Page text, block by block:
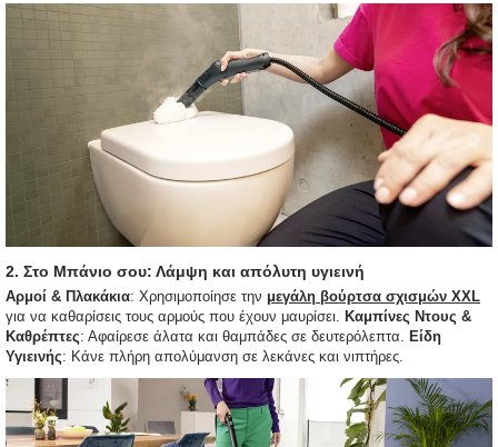
2. Στο Μπάνιο σου: Λάμψη και απόλυτη υγιεινή
Αρμοί & Πλακάκια: Χρησιμοποίησε την μεγάλη βούρτσα σχισμών XXL
για να καθαρίσεις τους αρμούς που έχουν μαυρίσει. Καμπίνες Ντους &
Καθρέπτες: Αφαίρεσε άλατα και θαμπάδες σε δευτερόλεπτα. Είδη
Υγιεινής: Κάνε πλήρη απολύμανση σε λεκάνες και νιπτήρες.